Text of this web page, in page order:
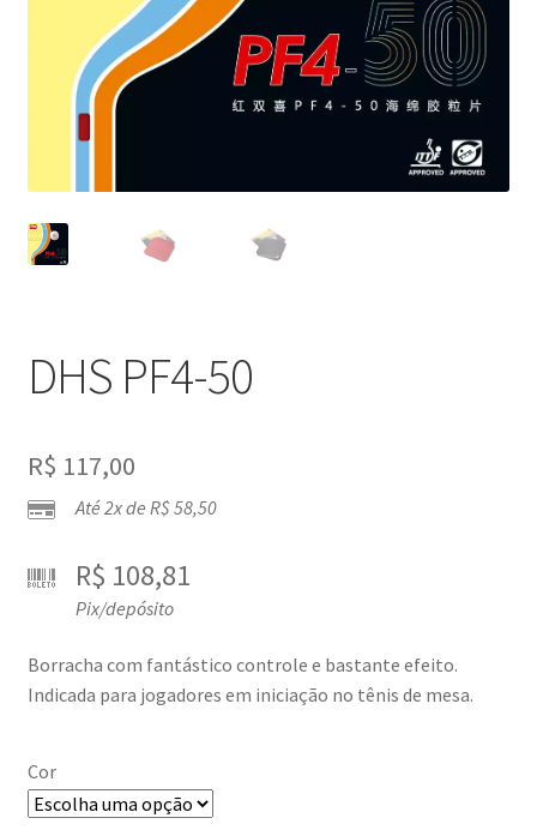
DHS PF4-50
R$ 117,00
Até 2x de R$58,50
R$ 108,81
Pix/depósito
Borracha com fantástico controle e bastante efeito.
Indicada para jogadores em iniciação no tênis de mesa.
Cor